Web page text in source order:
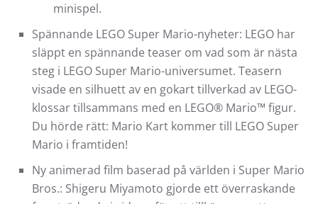
minispel.
Spännande LEGO Super Mario-nyheter: LEGO har
släppt en spännande teaser om vad som är nästa
steg i LEGO Super Mario-universumet. Teasern
visade en silhuett av en gokart tillverkad av LEGO-
klossar tillsammans med en LEGO® Mario™ figur.
Du hörde rätt: Mario Kart kommer till LEGO Super
Mario i framtiden!
Ny animerad film baserad på världen i Super Mario
Bros.: Shigeru Miyamoto gjorde ett överraskande